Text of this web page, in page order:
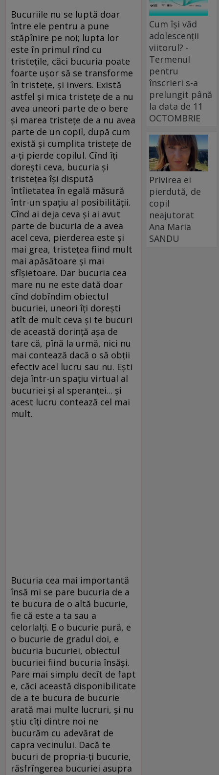
Bucuriile nu se luptă doar
între ele pentru a pune
stăpînire pe noi; lupta lor
este în primul rînd cu
tristeţile, căci bucuria poate
foarte uşor să se transforme
în tristeţe, şi invers. Există
astfel şi mica tristeţe de a nu
avea uneori parte de o bere
şi marea tristeţe de a nu avea
parte de un copil, după cum
există şi cumplita tristeţe de
a-ţi pierde copilul. Cînd îţi
doreşti ceva, bucuria şi
tristeţea îşi dispută
întîietatea în egală măsură
într-un spaţiu al posibilităţii.
Cînd ai deja ceva şi ai avut
parte de bucuria de a avea
acel ceva, pierderea este şi
mai grea, tristeţea fiind mult
mai apăsătoare şi mai
sfîşietoare. Dar bucuria cea
mare nu ne este dată doar
cînd dobîndim obiectul
bucuriei, uneori îţi doreşti
atît de mult ceva şi te bucuri
de această dorinţă aşa de
tare că, pînă la urmă, nici nu
mai contează dacă o să obţii
efectiv acel lucru sau nu. Eşti
deja într-un spaţiu virtual al
bucuriei şi al speranţei... şi
acest lucru contează cel mai
mult.
Bucuria cea mai importantă
însă mi se pare bucuria de a
te bucura de o altă bucurie,
fie că este a ta sau a
celorlalţi. E o bucurie pură, e
o bucurie de gradul doi, e
bucuria bucuriei, obiectul
bucuriei fiind bucuria însăşi.
Pare mai simplu decît de fapt
e, căci această disponibilitate
de a te bucura de bucurie
arată mai multe lucruri, şi nu
ştiu cîţi dintre noi ne
bucurăm cu adevărat de
capra vecinului. Dacă te
bucuri de propria-ţi bucurie,
răsfrîngerea bucuriei asupra
Cum își văd
adolescenții
viitorul? -
Termenul
pentru
înscrieri s-a
prelungit până
la data de 11
OCTOMBRIE
Privirea ei
pierdută, de
copil
neajutorat
Ana Maria
SANDU